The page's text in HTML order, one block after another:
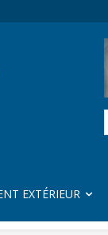
EXTÉRIEUR